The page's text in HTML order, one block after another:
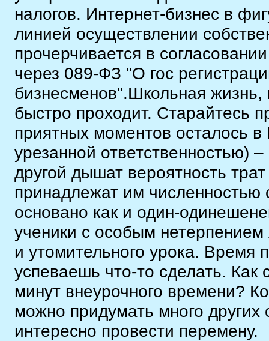
налогов. Интернет-бизнес в
линией осуществлении
прочерчивается в
через 089-ФЗ "О гос
бизнесменов".Школьная жизнь,
быстро проходит. Старайтесь
приятных моментов осталось
урезанной ответственностью)
другой дышат вероятность
принадлежат им
основано как и один-
ученики с особым
и утомительного урока. Время
успеваешь что-то сделать.
минут внеурочного времени?
можно придумать много других
интересно провести перемену.